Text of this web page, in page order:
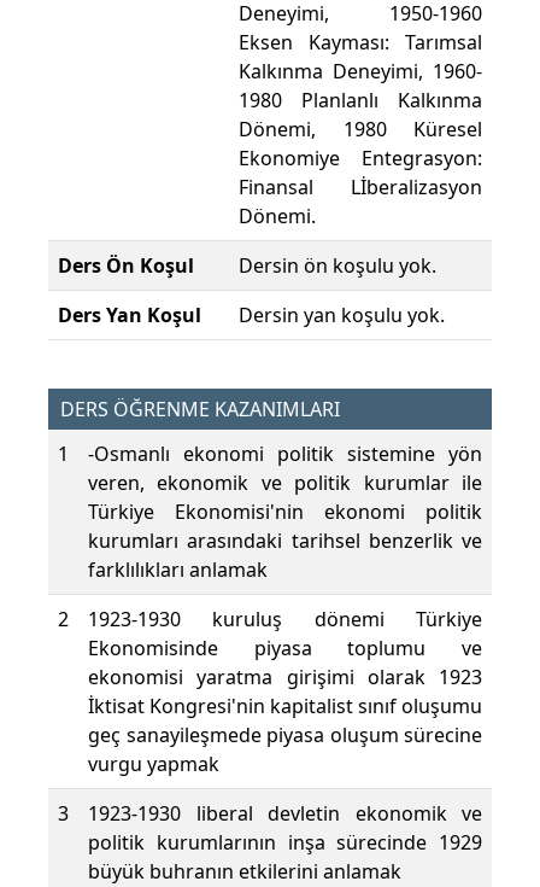
Deneyimi, 1950-1960
Eksen Kayması: Tarımsal
Kalkınma Deneyimi, 1960-
1980 Planlanlı Kalkınma
Dönemi, 1980 Küresel
Ekonomiye Entegrasyon:
Finansal Lİberalizasyon
Dönemi.
Ders Ön Koşul
Dersin ön koşulu yok.
Ders Yan Koşul
Dersin yan koşulu yok.
DERS ÖĞRENME KAZANIMLARI
1
-Osmanlı ekonomi politik sistemine yön
veren, ekonomik ve politik kurumlar ile
Türkiye Ekonomisi'nin ekonomi politik
kurumları arasındaki tarihsel benzerlik ve
farklılıkları anlamak
2
1923-1930 kuruluş dönemi Türkiye
Ekonomisinde piyasa toplumu ve
ekonomisi yaratma girişimi olarak 1923
İktisat Kongresi'nin kapitalist sınıf oluşumu
geç sanayileşmede piyasa oluşum sürecine
vurgu yapmak
3
1923-1930 liberal devletin ekonomik ve
politik kurumlarının inşa sürecinde 1929
büyük buhranın etkilerini anlamak